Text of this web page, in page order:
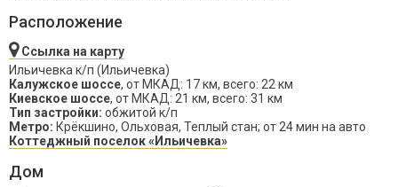
Расположение
Ссылка на карту
Ильичевка к/п (Ильичевка)
Калужское шоссе, от МКАД: 17 км, всего: 22 км
Киевское шоссе, от МКАД: 21 км, всего: 31 км
Тип застройки: обжитой к/п
Метро: Крёкшино, Ольховая, Теплый стан; от 24 мин на авто
Коттеджный поселок «Ильичевка»
Дом